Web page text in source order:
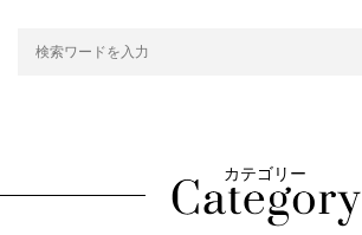
カテゴリー